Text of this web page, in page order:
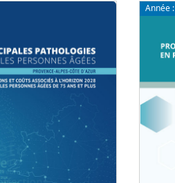
Année :